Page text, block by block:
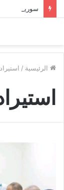
الرئيسية /